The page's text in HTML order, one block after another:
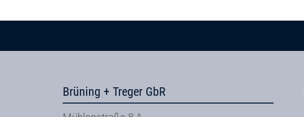
Brüning + Treger GbR